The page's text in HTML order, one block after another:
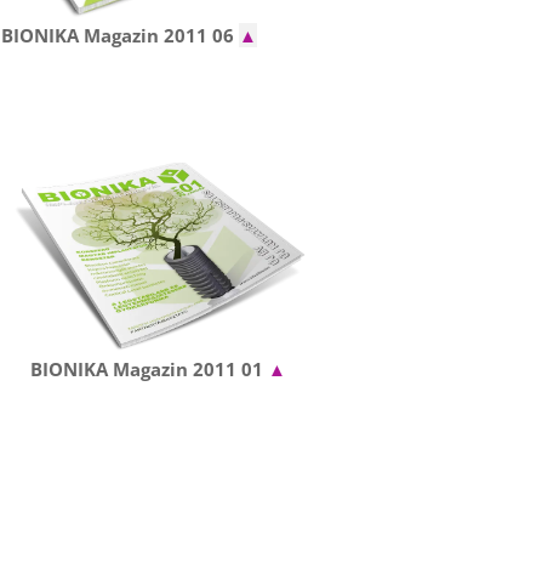
BIONIKA Magazin 2011 06 ▲
BIONIKA Magazin 2011 01 ▲